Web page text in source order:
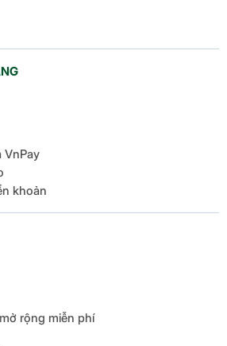
VnPay
khoản
rộng miễn phí